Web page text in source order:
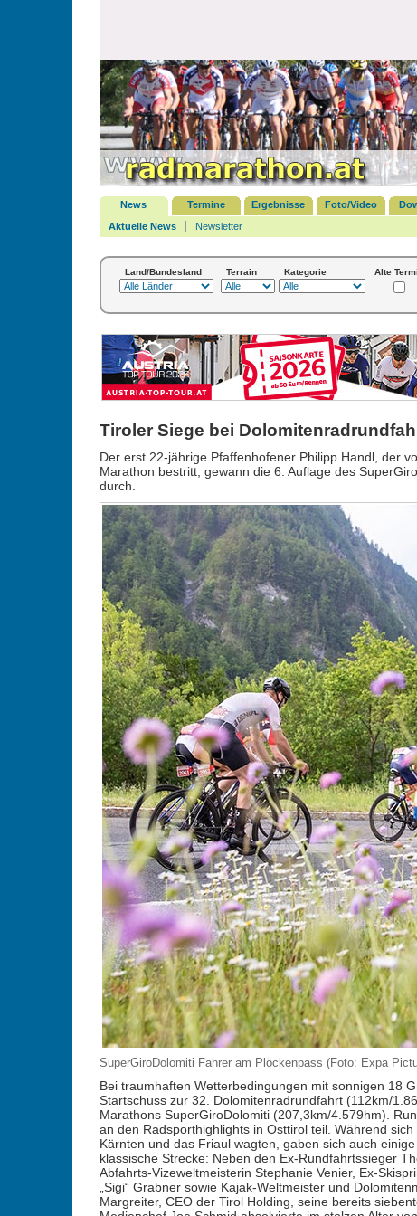
News Termine Ergebnisse Foto/Video
Aktuelle News
Newsletter
Land/Bundesland Terrain Kategorie Alte
Tiroler Siege bei
Der erst 22-jährige Pfaffenhofener Philipp Handl, der
Marathon bestritt, gewann die 6. Auflage des
durch.
SuperGiroDolomiti Fahrer am Plöckenpass (Foto: Expa
Bei traumhaften Wetterbedingungen mit sonnigen 18
Startschuss zur 32. Dolomitenradrundfahrt (112km/
Marathons SuperGiroDolomiti (207,3km/4.579hm).
an den Radsporthighlights in Osttirol teil. Während
Kärnten und das Friaul wagten, gaben sich auch
klassische Strecke: Neben den Ex-Rundfahrtssieger
Abfahrts-Vizeweltmeisterin Stephanie Venier, Ex-
„Sigi“ Grabner sowie Kajak-Weltmeister und
Margreiter, CEO der Tirol Holding, seine bereits